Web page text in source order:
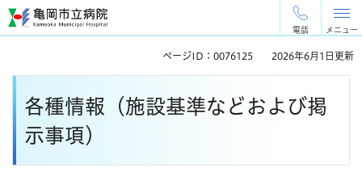
ペ
ー
メ
ニ
電話 メニュー
ページID：0076125 2026年6月1日更新
各種情報（施設基準などおよび掲
示事項）